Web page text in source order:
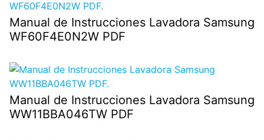
Manual de Instrucciones Lavadora Samsung
WF60F4E0N2W PDF
Manual de Instrucciones Lavadora Samsung
WW11BBA046TW PDF